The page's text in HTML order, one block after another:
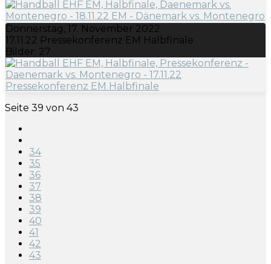
Donnerstag, 17. November 2022
17.11.22 Pressekonferenz EM Halbfinale
Bilder: 27
Seite 39 von 43
34
35
36
37
38
39
40
41
42
43